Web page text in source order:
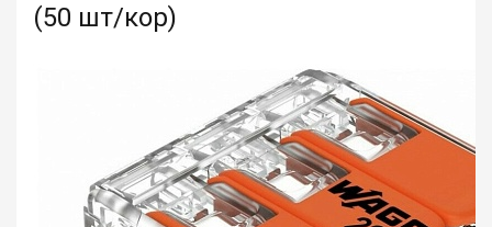
(50 шт/кор)